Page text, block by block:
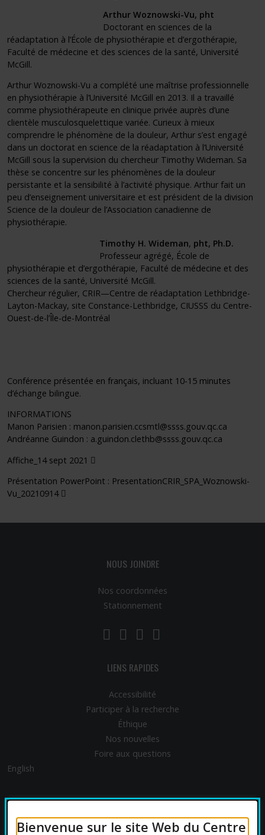
Bienvenue sur le site Web du Centre
Arthur Woznowski-Vu, pht
Doctorant en sciences de la
réadaptation à l’École de physiothérapie et d’ergothérapie,
Faculté de médecine et des sciences de la santé, Université
McGill.
Arthur Woznowski-Vu a complété une maîtrise professionnelle
en physiothérapie à l’Université McGill en 2013. Il a travaillé
comme physiothérapeute en clinique privée auprès d’une
clientèle musculosquelettique variée. Curieux à mieux
comprendre le phénomène de la douleur, Arthur s’est engagé
dans un doctorat en science de la réadaptation à l’Université
McGill sous la supervision du chercheur Timothy Wideman. Sa
thèse se concentre sur les phénomènes de la douleur
persistante et la sensibilité à l’activité physique. Arthur fait un
peu d’enseignement universitaire et est président de la division
Science de la douleur de l’Association canadienne de
physiothérapie.
Timothy H. Wideman, pht, Ph.D.
Professeur agrégé, École de
physiothérapie et d’ergothérapie, Faculté de médecine et des
sciences de la santé, Université McGill.
Chercheur régulier, CRIR—Centre de réadaptation Lethbridge-
Layton-Mackay, site Constance-Lethbridge, CIUSSS du Centre-
Ouest-de-l’Île-de-Montréal
Conférence présentée en français, incluant 10-15 minutes
d’échange bilingue.
INFORMATIONS
Manon Parisien : manon.parisien.ccsmtl@ssss.gouv.qc.ca
Andréanne Guindon : a.guindon.clethb@ssss.gouv.qc.ca
Affiche_14 sept 2021
Présentation PowerPoint : PresentationCRIR_SPA_Woznowski-
Vu_20210914
NOUS JOINDRE
Nos coordonnées
Stationnement
LinkedIn
YouTube
Twitter
LIENS RAPIDES
Accessibilité
Participer à la recherche
Éthique
Nos nouvelles
Foire aux questions
English